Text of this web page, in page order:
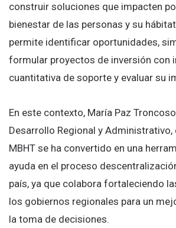
construir soluciones que impacten
bienestar de las personas y su
permite identificar oportunidades,
formular proyectos de inversión con
cuantitativa de soporte y evaluar su
En este contexto, María Paz
Desarrollo Regional y
MBHT se ha convertido en una
ayuda en el proceso
país, ya que colabora fortaleciendo
los gobiernos regionales para un
la toma de decisiones.